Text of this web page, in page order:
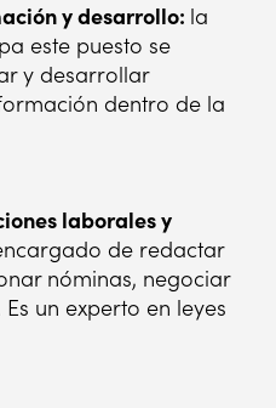
y desarrollo: la
este puesto se
y desarrollar
dentro de la
laborales y
de redactar
nóminas, negociar
un experto en leyes